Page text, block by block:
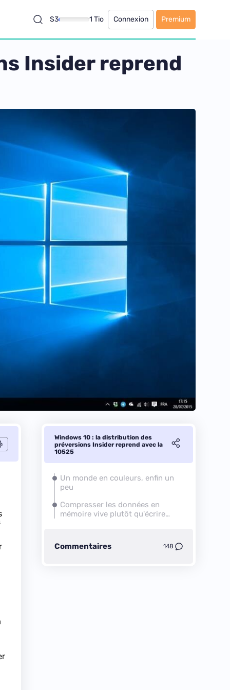
S3 1 Tio Connexion Premium
Insider reprend
Windows 10 : la distribution des
préversions Insider reprend avec la
10525
Un monde en couleurs, enfin un
peu
Compresser les données en
mémoire vive plutôt qu'écrire
Commentaires 148